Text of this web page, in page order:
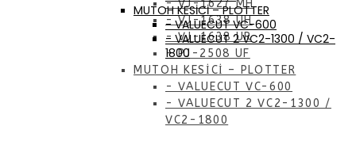
- VJ-1627 MH
- VJ-1638 UH
- VJ-1638 UR
- PJ-2508 UF
MUTOH KESİCİ – PLOTTER
- VALUECUT VC-600
- VALUECUT 2 VC2-1300 /
VC2-1800
MUTOH KESİCİ – PLOTTER
- VALUECUT VC-600
- VALUECUT 2 VC2-1300 / VC2-
1800